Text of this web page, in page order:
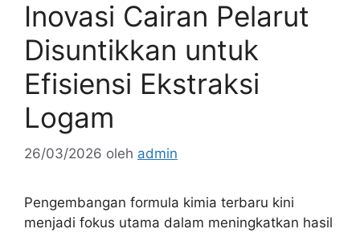
Inovasi Cairan Pelarut
Disuntikkan untuk
Efisiensi Ekstraksi
Logam
26/03/2026 oleh admin
Pengembangan formula kimia terbaru kini
menjadi fokus utama dalam meningkatkan hasil